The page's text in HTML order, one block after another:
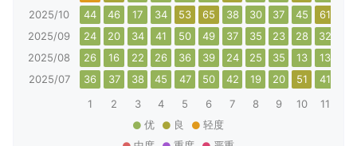
2025/10
44 46 17 34 53 65 38 30 37 45 61
2025/09
24 20 34 41 50 49 37 35 23 28 32
2025/08
26 16 22 26 36 39 24 25 35 13 13
2025/07
36 37 38 45 47 50 42 19 20 51 41
1
2 3 4 5 6 7 8 9 10 11
优
良
轻度